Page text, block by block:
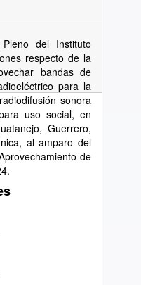
del Instituto
respecto de la
bandas de
para la
sonora
uso social, en
Guerrero,
al amparo del
de